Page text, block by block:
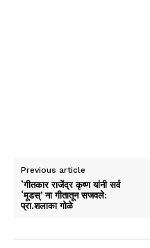
Previous article
‘गीतकार राजेंद्र कृष्ण यांनी सर्व
‘मूडस्’ ना गीतातून सजवले:
प्रा.शलाका गोळे